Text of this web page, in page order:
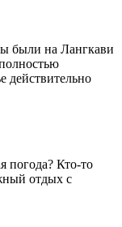
были на Лангкави
действительно
погода? Кто-то
отдых с